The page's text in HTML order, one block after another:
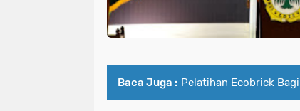
Baca Juga : Pelatihan Ecobrick